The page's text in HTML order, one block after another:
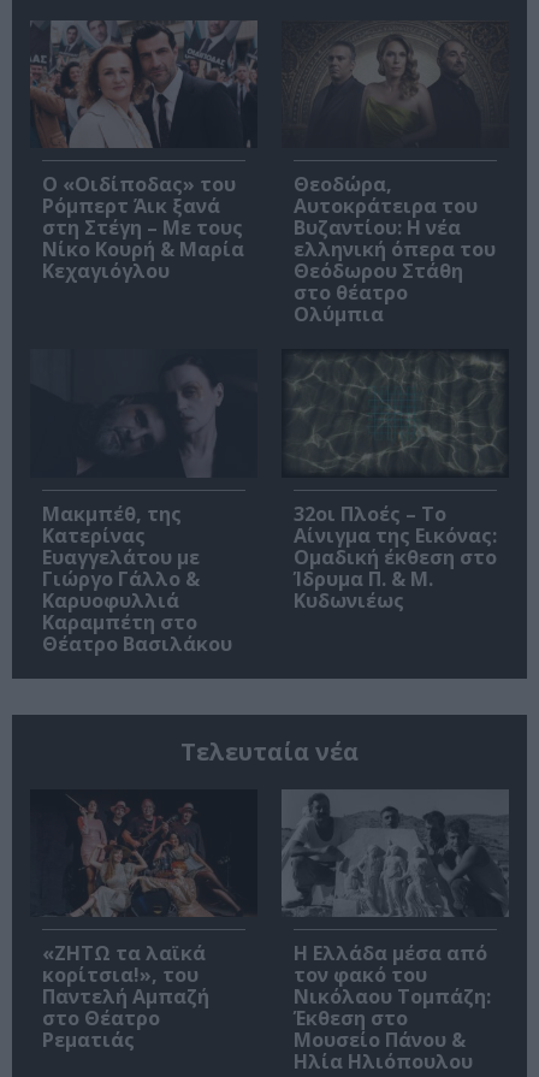
O «Οιδίποδας» του
Ρόμπερτ Άικ ξανά
στη Στέγη – Με τους
Νίκο Κουρή & Μαρία
Κεχαγιόγλου
Θεοδώρα,
Αυτοκράτειρα του
Βυζαντίου: Η νέα
ελληνική όπερα του
Θεόδωρου Στάθη
στο θέατρο
Ολύμπια
Μακμπέθ, της
Κατερίνας
Ευαγγελάτου με
Γιώργο Γάλλο &
Καρυοφυλλιά
Καραμπέτη στο
Θέατρο Βασιλάκου
32οι Πλοές – Το
Αίνιγμα της Εικόνας:
Ομαδική έκθεση στο
Ίδρυμα Π. & Μ.
Κυδωνιέως
Τελευταία νέα
«ΖΗΤΩ τα λαϊκά
κορίτσια!», του
Παντελή Αμπαζή
στο Θέατρο
Ρεματιάς
Η Ελλάδα μέσα από
τον φακό του
Νικόλαου Τομπάζη:
Έκθεση στο
Μουσείο Πάνου &
Ηλία Ηλιόπουλου